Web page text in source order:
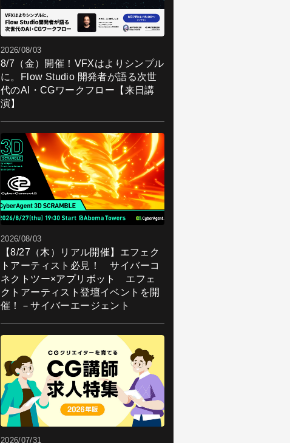
2026/08/03
8/7（金）開催！VFXはよりシンプル
に。Flow Studio 開発者が語る次世
代のAI・CGワークフロー【来日講
演】
2026/08/03
【8/27（木）リアル開催】エフェク
トアーティスト必見！ サイバーコ
ネクトツー×アプリボット エフェ
クトアーティスト登壇イベントを開
催！－サイバーエージェント
2026/07/31